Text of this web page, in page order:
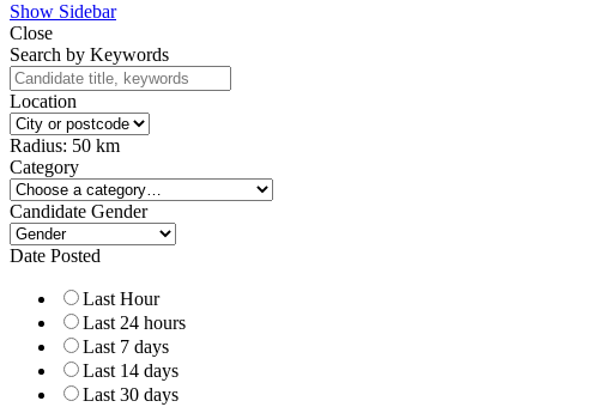
Show Sidebar
Close
Search by Keywords
Location
Radius: 50 km
Category
Candidate Gender
Date Posted
Last Hour
Last 24 hours
Last 7 days
Last 14 days
Last 30 days